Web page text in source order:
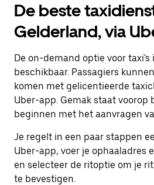
de
agenda
te
openen
een
datum
te
selecteren.
Druk
op
Escape
om
agenda
te
sluiten.
De beste
Gelderland, via
De on-demand optie voor taxi's
beschikbaar. Passagiers
komen met gelicentieerde
Uber-app. Gemak staat voorop
beginnen met het aanvragen
Je regelt in een paar stappen
Uber-app, voer je ophaaladres
en selecteer de ritoptie om je
te bevestigen.